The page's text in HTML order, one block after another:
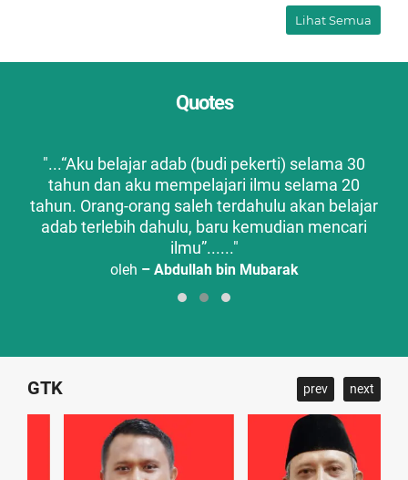
Lihat Semua
Quotes
"...“Aku belajar adab (budi pekerti) selama 30
tahun dan aku mempelajari ilmu selama 20
tahun. Orang-orang saleh terdahulu akan belajar
adab terlebih dahulu, baru kemudian mencari
ilmu”......"
oleh – Abdullah bin Mubarak
GTK prev next